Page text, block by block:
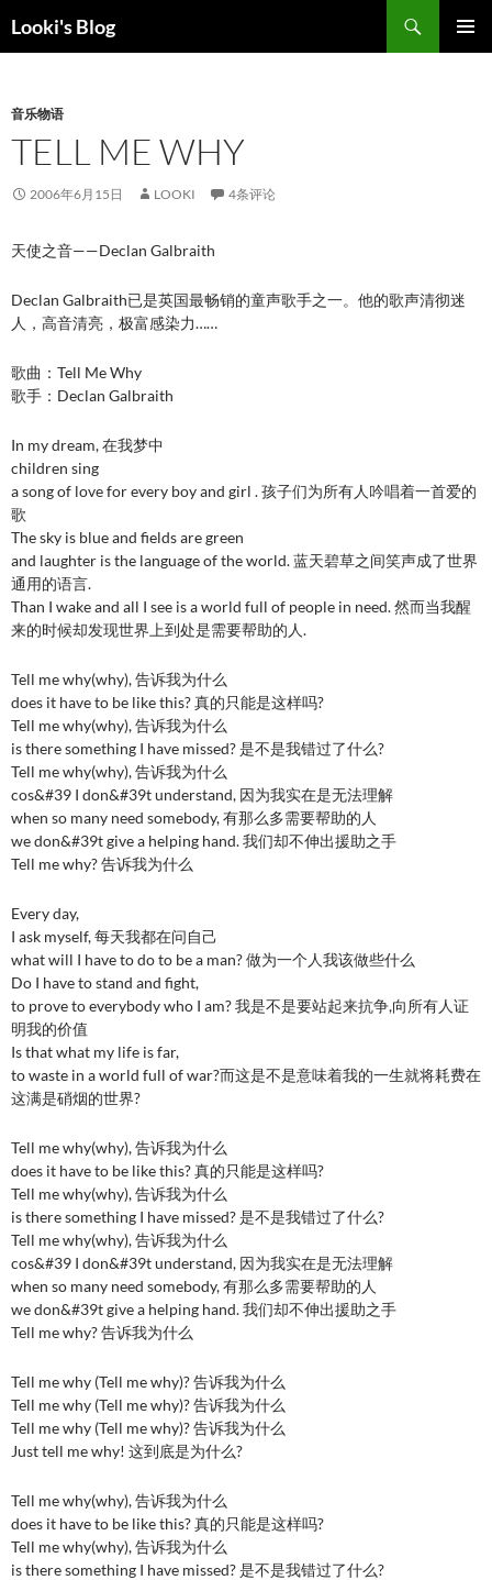
至
正
Looki's Blog
索
音乐物语
TELL ME WHY
2006年6月15日 LOOKI 4条评论
天使之音——Declan Galbraith
Declan Galbraith已是英国最畅销的童声歌手之一。他的歌声清彻迷
人，高音清亮，极富感染力……
歌曲：Tell Me Why
歌手：Declan Galbraith
In my dream, 在我梦中
children sing
a song of love for every boy and girl . 孩子们为所有人吟唱着一首爱的
歌
The sky is blue and fields are green
and laughter is the language of the world. 蓝天碧草之间笑声成了世界
通用的语言.
Than I wake and all I see is a world full of people in need. 然而当我醒
来的时候却发现世界上到处是需要帮助的人.
Tell me why(why), 告诉我为什么
does it have to be like this? 真的只能是这样吗?
Tell me why(why), 告诉我为什么
is there something I have missed? 是不是我错过了什么?
Tell me why(why), 告诉我为什么
cos&#39 I don&#39t understand, 因为我实在是无法理解
when so many need somebody, 有那么多需要帮助的人
we don&#39t give a helping hand. 我们却不伸出援助之手
Tell me why? 告诉我为什么
Every day,
I ask myself, 每天我都在问自己
what will I have to do to be a man? 做为一个人我该做些什么
Do I have to stand and fight,
to prove to everybody who I am? 我是不是要站起来抗争,向所有人证
明我的价值
Is that what my life is far,
to waste in a world full of war?而这是不是意味着我的一生就将耗费在
这满是硝烟的世界?
Tell me why(why), 告诉我为什么
does it have to be like this? 真的只能是这样吗?
Tell me why(why), 告诉我为什么
is there something I have missed? 是不是我错过了什么?
Tell me why(why), 告诉我为什么
cos&#39 I don&#39t understand, 因为我实在是无法理解
when so many need somebody, 有那么多需要帮助的人
we don&#39t give a helping hand. 我们却不伸出援助之手
Tell me why? 告诉我为什么
Tell me why (Tell me why)? 告诉我为什么
Tell me why (Tell me why)? 告诉我为什么
Tell me why (Tell me why)? 告诉我为什么
Just tell me why! 这到底是为什么?
Tell me why(why), 告诉我为什么
does it have to be like this? 真的只能是这样吗?
Tell me why(why), 告诉我为什么
is there something I have missed? 是不是我错过了什么?